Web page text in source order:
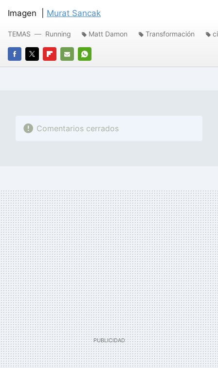
Imagen | Murat Sancak
FACEBOOK
TWITTERFLIPBOARD
E-
WHATSAPP
TEMAS Running Matt Damon Transformación
Comentarios cerrados